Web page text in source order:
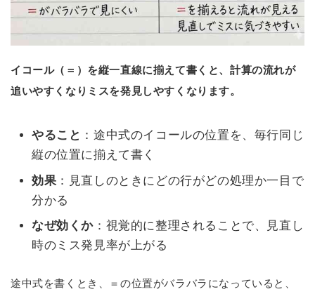
イコール（＝）を縦一直線に揃えて書くと、計算の流れが
追いやすくなりミスを発見しやすくなります。
やること ：途中式のイコールの位置を、毎行同じ
縦の位置に揃えて書く
効果 ：見直しのときにどの行がどの処理か一目で
分かる
なぜ効くか ：視覚的に整理されることで、見直し
時のミス発見率が上がる
途中式を書くとき、＝の位置がバラバラになっていると、